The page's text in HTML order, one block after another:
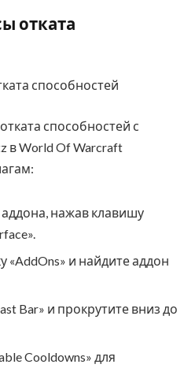
отката
способностей с
в World Of Warcraft
нажав клавишу
«AddOns» и найдите аддон
Bar» и прокрутите вниз до
Cooldowns» для